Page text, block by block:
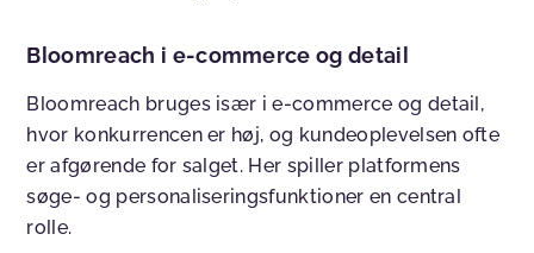
Bloomreach i e-commerce og detail
Bloomreach bruges især i e-commerce og detail,
hvor konkurrencen er høj, og kundeoplevelsen ofte
er afgørende for salget. Her spiller platformens
søge- og personaliseringsfunktioner en central
rolle.